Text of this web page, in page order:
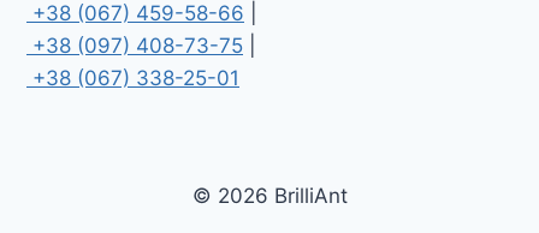
+38 (067) 459-58-66
+38 (097) 408-73-75
+38 (067) 338-25-01
© 2026 BrilliAnt